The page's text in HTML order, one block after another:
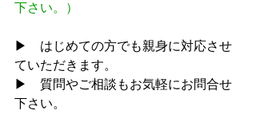
下さい。）
▶　はじめての方でも親身に対応させ
ていただきます。
▶　質問やご相談もお気軽にお問合せ
下さい。